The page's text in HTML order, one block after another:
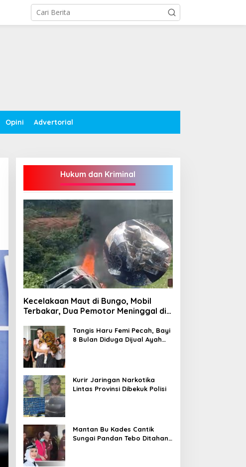
Opini Advertorial
Hukum dan Kriminal
Kecelakaan Maut di Bungo, Mobil
Terbakar, Dua Pemotor Meninggal di
Tangis Haru Femi Pecah, Bayi
8 Bulan Diduga Dijual Ayah
Kurir Jaringan Narkotika
Lintas Provinsi Dibekuk Polisi
Mantan Bu Kades Cantik
Sungai Pandan Tebo Ditahan,